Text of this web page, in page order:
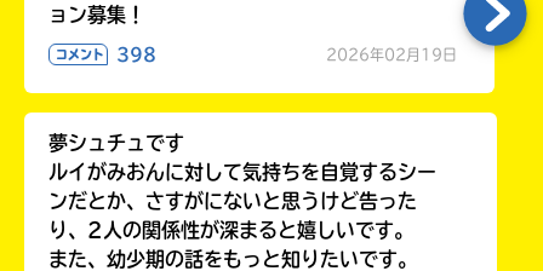
ョン募集！
コメント 398 2026年02月19日
夢シュチュです
ルイがみおんに対して気持ちを自覚するシー
ンだとか、さすがにないと思うけど告った
り、2人の関係性が深まると嬉しいです。
また、幼少期の話をもっと知りたいです。